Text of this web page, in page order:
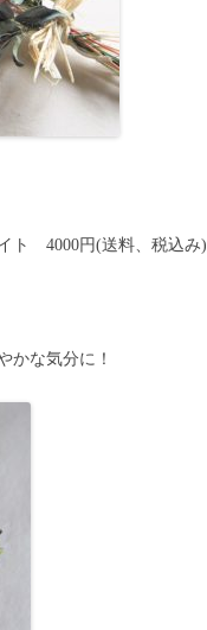
ト 4000円(送料、税込み)
かな気分に！